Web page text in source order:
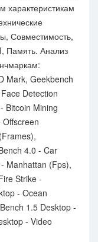
характеристикам
Совместимость,
Память. Анализ
Mark, Geekbench
Detection
Bitcoin Mining
4.0 - Car
Manhattan (Fps),
Strike -
- Ocean
1.5 Desktop -
- Video